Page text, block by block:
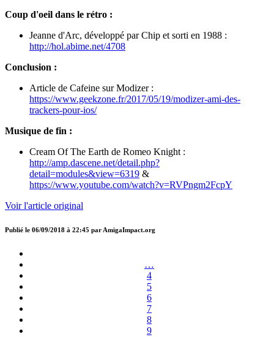
Coup d'oeil dans le rétro :
Jeanne d'Arc, développé par Chip et sorti en 1988 :
http://hol.abime.net/4708
Conclusion :
Article de Cafeine sur Modizer :
https://www.geekzone.fr/2017/05/19/modizer-ami-des-
trackers-pour-ios/
Musique de fin :
Cream Of The Earth de Romeo Knight :
http://amp.dascene.net/detail.php?
detail=modules&view=6319 &
https://www.youtube.com/watch?v=RVPngm2FcpY
Voir l'article original
Publié le 06/09/2018 à 22:45 par AmigaImpact.org
…
4
5
6
7
8
9